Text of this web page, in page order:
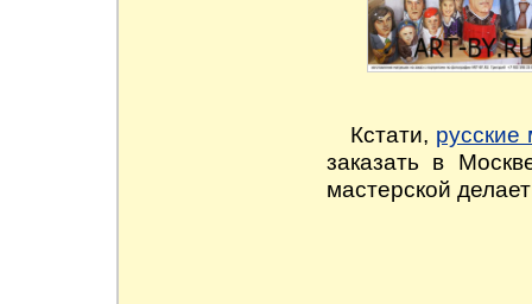
Кстати, русские
заказать в
мастерской